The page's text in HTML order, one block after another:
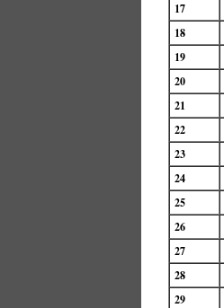
17
18
19
20
21
22
23
24
25
26
27
28
29